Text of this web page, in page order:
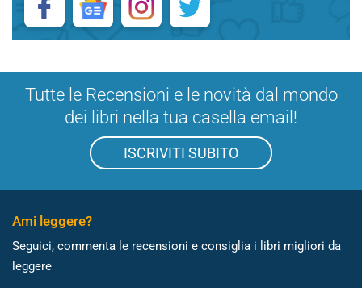
Tutte le Recensioni e le novità dal mondo
dei libri nella tua casella email!
ISCRIVITI SUBITO
Ami leggere?
Seguici, commenta le recensioni e consiglia i libri migliori da
leggere